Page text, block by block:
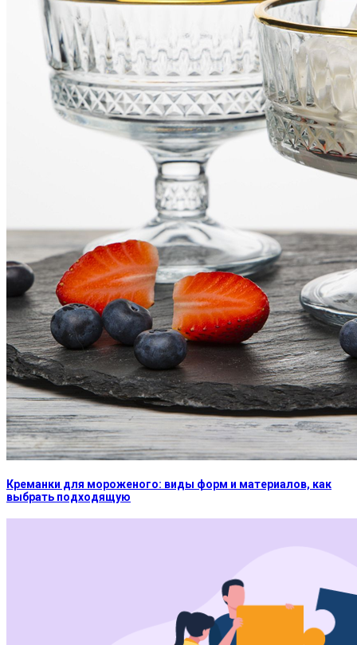
Креманки для мороженого: виды форм и материалов, как
выбрать подходящую